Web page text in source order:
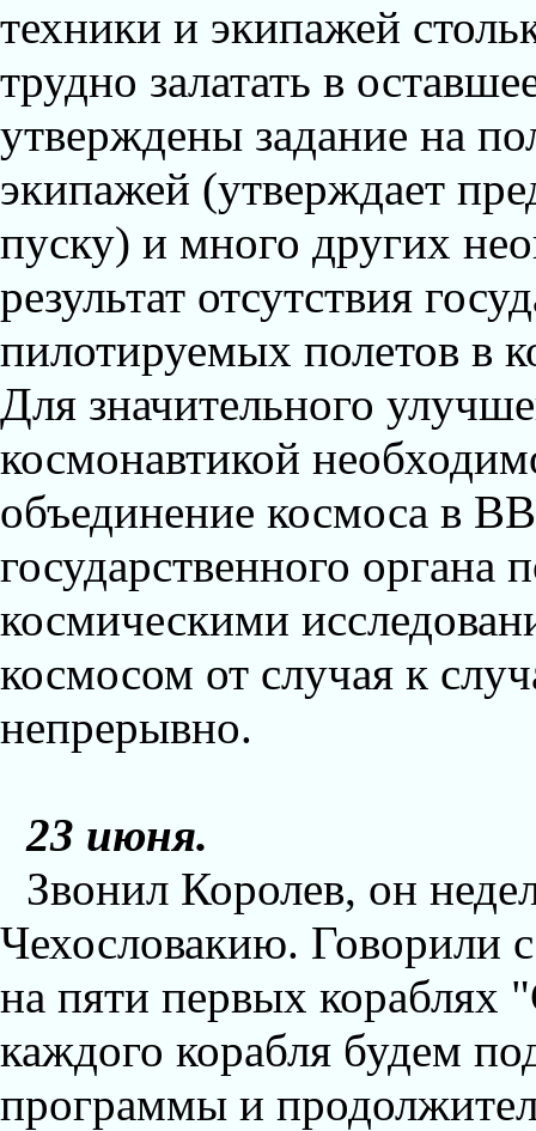
техники и экипажей
трудно залатать в
утверждены задание на
экипажей (утверждает
пуску) и много других
результат отсутствия
пилотируемых полетов в
Для значительного
космонавтикой
объединение космоса в
государственного органа
космическими
космосом от случая к
непрерывно.
23 июня.
Звонил Королев, он
Чехословакию. Говорили
на пяти первых кораблях
каждого корабля будем
программы и